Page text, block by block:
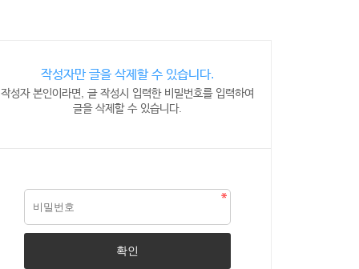
작성자만 글을 삭제할 수 있습니다.
작성자 본인이라면, 글 작성시 입력한 비밀번호를 입력하여
글을 삭제할 수 있습니다.